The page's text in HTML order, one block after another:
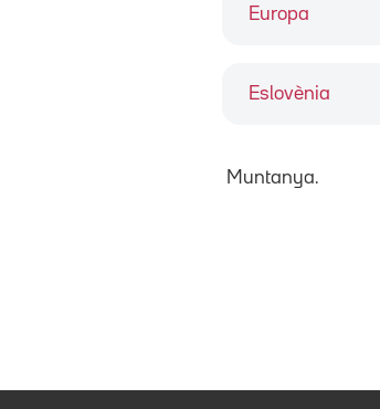
Europa
Eslovènia
Muntanya.